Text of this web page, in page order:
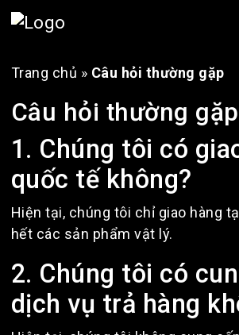
Trang chủ » Câu hỏi thường gặp
Câu hỏi thường gặp
1. Chúng tôi có
quốc tế không?
Hiện tại, chúng tôi chỉ giao hàng
hết các sản phẩm vật lý.
2. Chúng tôi có
dịch vụ trả hàng